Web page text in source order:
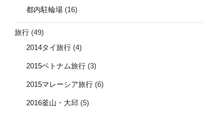
都内駐輪場 (16)
旅行 (49)
2014タイ旅行 (4)
2015ベトナム旅行 (3)
2015マレーシア旅行 (6)
2016釜山・大邱 (5)